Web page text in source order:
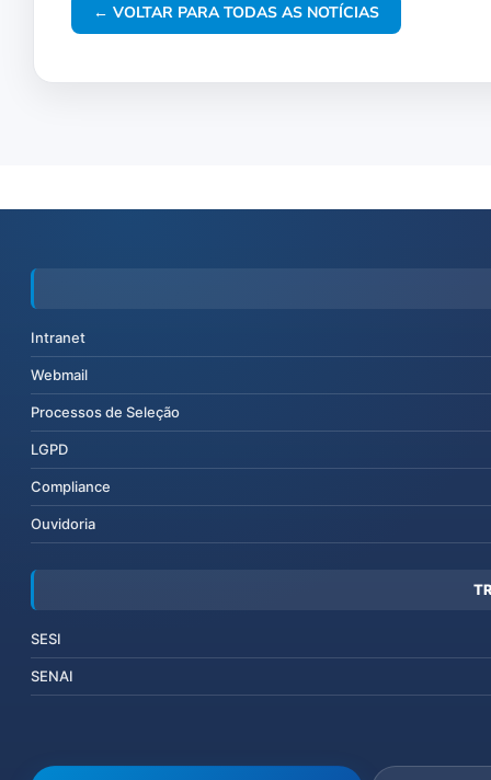
← VOLTAR PARA TODAS AS NOTÍCIAS
Intranet
Webmail
Processos de Seleção
LGPD
Compliance
Ouvidoria
SESI
SENAI